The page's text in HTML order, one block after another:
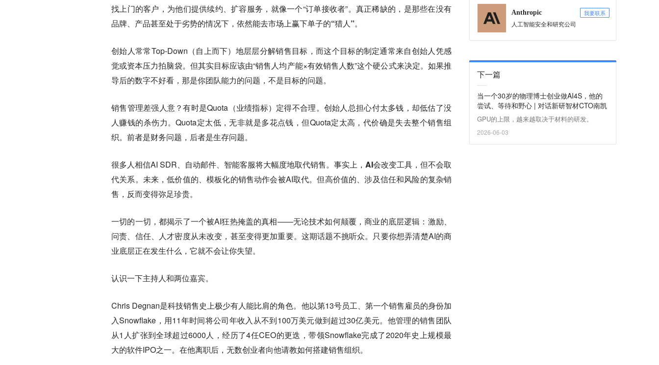
找上门的客户，为他们提供续约、扩容服务，就像一个“订单接收者”。 真正稀缺的，是那些在没有
品牌、产品甚至处于劣势的情况下，依然能去市场上赢下单子的“猎人”。
创始人常常Top-Down（自上而下）地层层分解销售目标，而这个目标的制定通常来自创始人凭感
觉或资本压力拍脑袋。但其实目标应该由“销售人均产能×有效销售人数”这个硬公式来决定。如果推
导后的数字不好看，那是你团队能力的问题，不是目标的问题。
销售管理差强人意？有时是Quota（业绩指标）定得不合理。创始人总担心付太多钱，却低估了没
人赚钱的杀伤力。Quota定太低，无非就是多花点钱，但Quota定太高，代价确是失去整个销售组
织。前者是财务问题，后者是生存问题。
很多人相信AI SDR、自动邮件、智能客服将大幅度地取代销售。 事实上，AI会改变工具，但不会取
代关系。 未来，低价值的、模板化的销售动作会被AI取代。但高价值的、涉及信任和风险的复杂销
售，反而变得弥足珍贵。
一切的一切，都揭示了一个被AI狂热掩盖的真相——无论技术如何颠覆，商业的底层逻辑：激励、
问责、信任、人才密度从未改变，甚至变得更加重要。这期话题不挑听众。只要你想弄清楚AI的商
业底层正在发生什么，它就不会让你失望。
认识一下主持人和两位嘉宾。
Chris Degnan是科技销售史上极少有人能比肩的角色。他以第13号员工、第一个销售雇员的身份加
入Snowflake，用11年时间将公司年收入从不到100万美元做到超过30亿美元。他管理的销售团队
从1人扩张到全球超过6000人，经历了4任CEO的更迭，带领Snowflake完成了2020年史上规模最
大的软件IPO之一。在他离职后，无数创业者向他请教如何搭建销售组织。
Anthropic 我要联系
人工智能安全和研究公司
下一篇
当一个30岁的物理博士创业做AI4S，他的
尝试、等待和野心 | 对话新研智材CTO南凯
GPU的上限，越来越取决于材料的研发。
2026-06-03